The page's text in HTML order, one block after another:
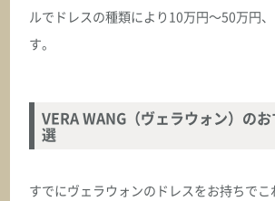
ルでドレスの種類により10万円～50万円
す。
VERA WANG（ヴェラウォン）の
選
すでにヴェラウォンのドレスをお持ちで